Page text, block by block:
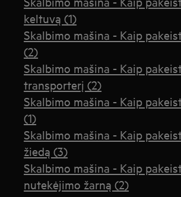
keltuvą (1)
Skalbimo mašina - Kaip
(2)
Skalbimo mašina - Kaip
transporterį (2)
Skalbimo mašina - Kaip
(1)
Skalbimo mašina - Kaip
žiedą (3)
Skalbimo mašina - Kaip
nutekėjimo žarną (2)